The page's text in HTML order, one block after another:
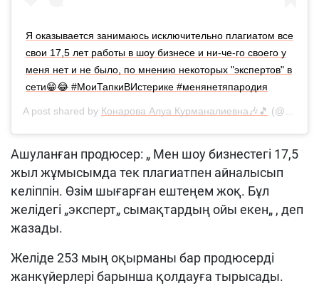
Я оказывается занимаюсь исключительно плагиатом все
свои 17,5 лет работы в шоу бизнесе и ни-че-го своего у
меня нет и не было, по мнению некоторых "экспертов" в
сети😁😂 #МоиТапкиВИстерике #менянетяпародия
A post shared by Конарова Алуа Курманалиевна🎶🎵 (@aluakonarova) on
Ашуланған продюсер: „ Мен шоу бизнестегі 17,5
жыл жұмысымда тек плагиатпен айналысып
келіппін. Өзім шығарған ештеңем жоқ. Бұл
желідегі „эксперт„ сымақтардың ойы екен„ , деп
жазады.
Желіде 253 мың оқырманы бар продюсерді
жанкүйерлері барынша қолдауға тырысады.